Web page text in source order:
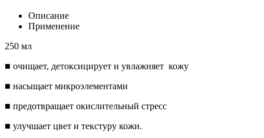
Описание
Применение
250 мл
■ очищает, детоксицирует и увлажняет кожу
■ насыщает микроэлементами
■ предотвращает окислительный стресс
■ улучшает цвет и текстуру кожи.